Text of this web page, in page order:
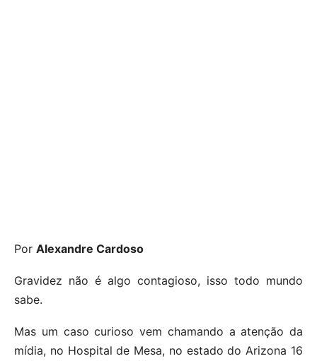
Por Alexandre Cardoso
Gravidez não é algo contagioso, isso todo mundo
sabe.
Mas um caso curioso vem chamando a atenção da
mídia, no Hospital de Mesa, no estado do Arizona 16